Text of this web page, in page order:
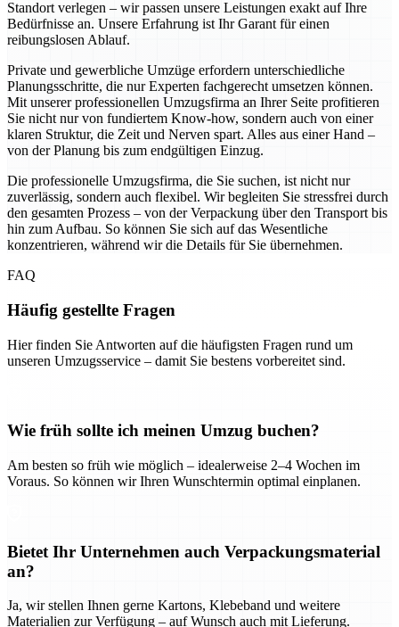
Standort verlegen – wir passen unsere Leistungen exakt auf Ihre
Bedürfnisse an. Unsere Erfahrung ist Ihr Garant für einen
reibungslosen Ablauf.
Private und gewerbliche Umzüge erfordern unterschiedliche
Planungsschritte, die nur Experten fachgerecht umsetzen können.
Mit unserer professionellen Umzugsfirma an Ihrer Seite profitieren
Sie nicht nur von fundiertem Know-how, sondern auch von einer
klaren Struktur, die Zeit und Nerven spart. Alles aus einer Hand –
von der Planung bis zum endgültigen Einzug.
Die professionelle Umzugsfirma, die Sie suchen, ist nicht nur
zuverlässig, sondern auch flexibel. Wir begleiten Sie stressfrei durch
den gesamten Prozess – von der Verpackung über den Transport bis
hin zum Aufbau. So können Sie sich auf das Wesentliche
konzentrieren, während wir die Details für Sie übernehmen.
FAQ
Häufig gestellte Fragen
Hier finden Sie Antworten auf die häufigsten Fragen rund um
unseren Umzugsservice – damit Sie bestens vorbereitet sind.
Wie früh sollte ich meinen Umzug buchen?
Am besten so früh wie möglich – idealerweise 2–4 Wochen im
Voraus. So können wir Ihren Wunschtermin optimal einplanen.
Bietet Ihr Unternehmen auch Verpackungsmaterial
an?
Ja, wir stellen Ihnen gerne Kartons, Klebeband und weitere
Materialien zur Verfügung – auf Wunsch auch mit Lieferung.